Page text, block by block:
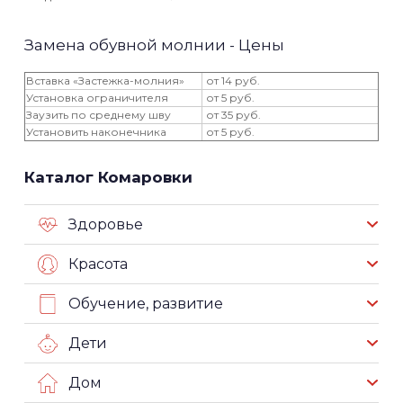
Замена обувной молнии - Цены
Вставка «Застежка-молния»
от 14 руб.
Установка ограничителя
от 5 руб.
Заузить по среднему шву
от 35 руб.
Установить наконечника
от 5 руб.
Каталог Комаровки
Здоровье
Красота
Обучение, развитие
Дети
Дом